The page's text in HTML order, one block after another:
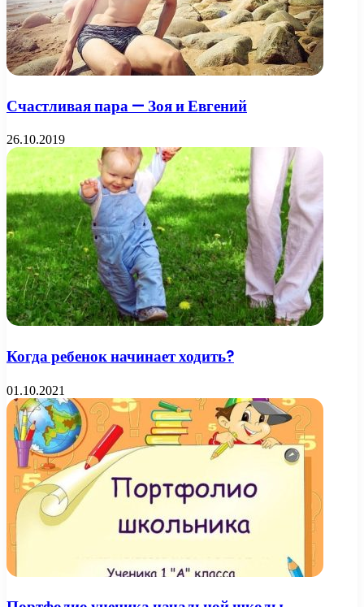
Счастливая пара — Зоя и Евгений
26.10.2019
Когда ребенок начинает ходить?
01.10.2021